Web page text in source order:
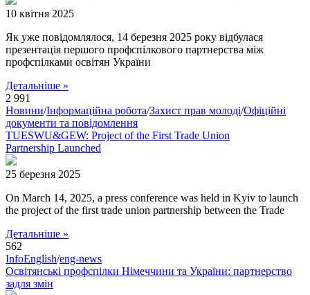
10 квітня 2025
Як уже повідомлялося, 14 березня 2025 року відбулася
презентація першого профспілкового партнерства між
профспілками освітян України
Детальніше »
2 991
Новини/Інформаційна робота/Захист прав молоді/Офіційні
документи та повідомлення
TUESWU&GEW: Project of the First Trade Union
Partnership Launched
25 березня 2025
On March 14, 2025, a press conference was held in Kyiv to launch
the project of the first trade union partnership between the Trade
Детальніше »
562
InfoEnglish/eng-news
Освітянські профспілки Німеччини та України: партнерство
задля змін